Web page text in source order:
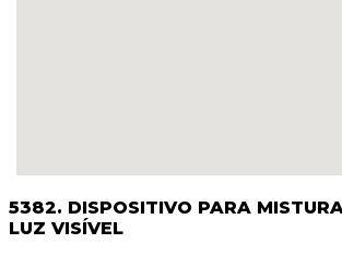
5382. DISPOSITIVO PARA
LUZ VISÍVEL